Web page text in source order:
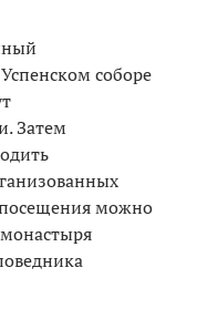
соборе
Затем
можно